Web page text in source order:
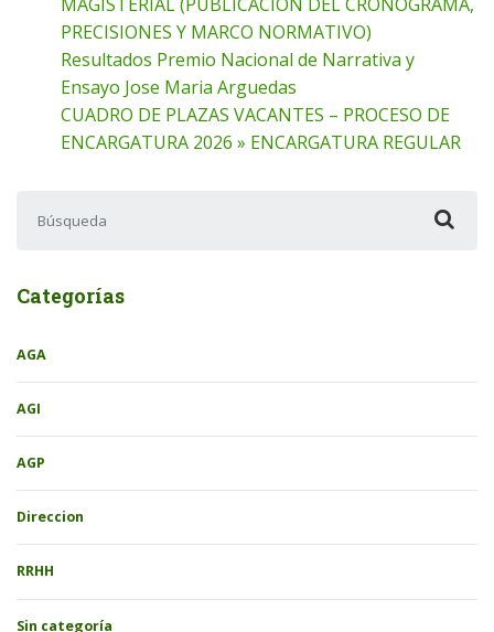
PRECISIONES Y MARCO NORMATIVO)
Resultados Premio Nacional de Narrativa y
Ensayo Jose Maria Arguedas
CUADRO DE PLAZAS VACANTES – PROCESO DE
ENCARGATURA 2026 » ENCARGATURA REGULAR
Categorías
AGA
AGI
AGP
Direccion
RRHH
Sin categoría